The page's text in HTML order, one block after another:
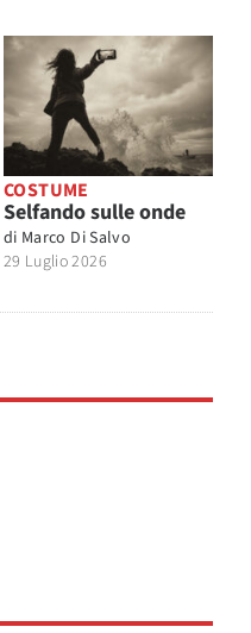
COSTUME
Selfando sulle onde
di Marco Di Salvo
29 Luglio 2026